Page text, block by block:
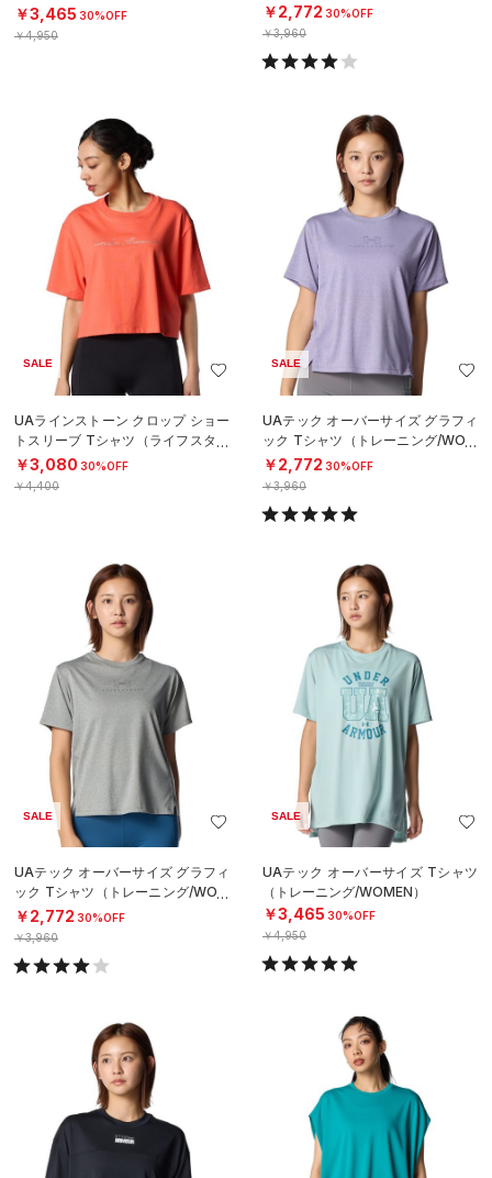
ーニング/WOMEN）
￥3,465 30%OFF
￥4,950
￥2,772 30%OFF
￥3,960
SALE
UAラインストーン クロップ ショー
トスリーブ Tシャツ（ライフスタイ
ル/WOMEN）
￥3,080 30%OFF
￥4,400
SALE
UAテック オーバーサイズ グラフィ
ック Tシャツ（トレーニング/WOM
EN）
￥2,772 30%OFF
￥3,960
SALE
UAテック オーバーサイズ グラフィ
ック Tシャツ（トレーニング/WOM
EN）
￥2,772 30%OFF
￥3,960
SALE
UAテック オーバーサイズ Tシャツ
（トレーニング/WOMEN）
￥3,465 30%OFF
￥4,950